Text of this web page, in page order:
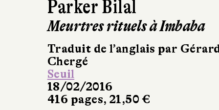
Parker Bilal
Meurtres rituels à Imbaba
Traduit de l’anglais par
Chergé
Seuil
18/02/2016
416 pages, 21,50 €